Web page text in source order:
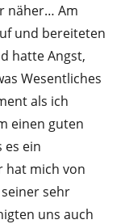
näher… Am
und bereiteten
hatte Angst,
Wesentliches
als ich
einen guten
es ein
hat mich von
sehr
uns auch